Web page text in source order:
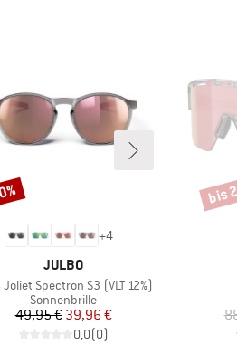
+4
MARKE
JULBO
Spectron S3 (VLT 12%)
Produktgruppe
Sonnenbrille
Preis
49,95 €reduzierter Preis
39,96 €
0,0(0)
bis